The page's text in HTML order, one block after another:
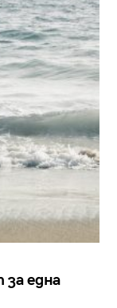
една